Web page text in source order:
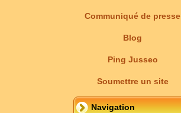
Communiqué de presse
Blog
Ping Jusseo
Soumettre un site
Navigation